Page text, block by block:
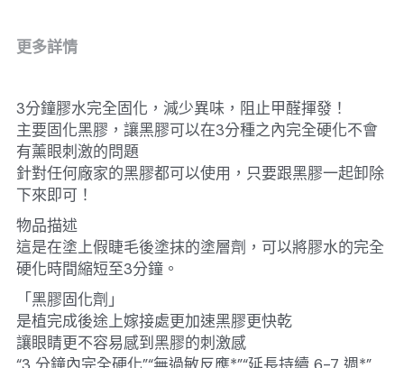
更多詳情
3分鐘膠水完全固化，減少異味，阻止甲醛揮發！
主要固化黑膠，讓黑膠可以在3分種之內完全硬化不會
有薰眼刺激的問題
針對任何廠家的黑膠都可以使用，只要跟黑膠一起卸除
下來即可！
物品描述
這是在塗上假睫毛後塗抹的塗層劑，可以將膠水的完全
硬化時間縮短至3分鐘。
「黑膠固化劑」
是植完成後途上嫁接處更加速黑膠更快乾
讓眼睛更不容易感到黑膠的刺激感